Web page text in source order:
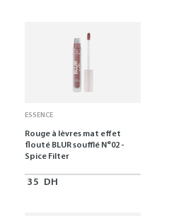
ESSENCE
Rouge à lèvres mat effet
flouté BLUR soufflé N°02 -
Spice Filter
35 DH